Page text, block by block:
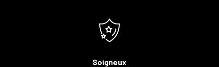
Soigneux